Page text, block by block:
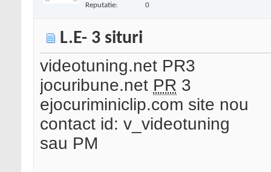
Reputatie: 0
L.E- 3 situri
videotuning.net PR3
jocuribune.net PR 3
ejocuriminiclip.com site nou
contact id: v_videotuning
sau PM